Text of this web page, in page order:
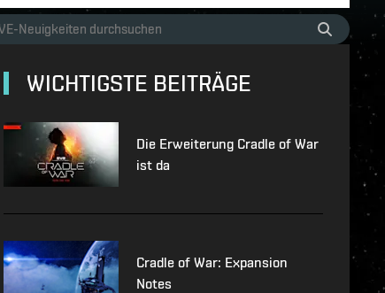
WICHTIGSTE BEITRÄGE
Die Erweiterung Cradle of War
ist da
Cradle of War: Expansion
Notes